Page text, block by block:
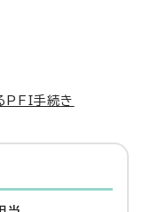
PFI手続き